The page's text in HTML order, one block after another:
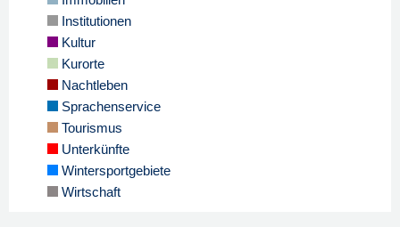
Institutionen
Kultur
Kurorte
Nachtleben
Sprachenservice
Tourismus
Unterkünfte
Wintersportgebiete
Wirtschaft